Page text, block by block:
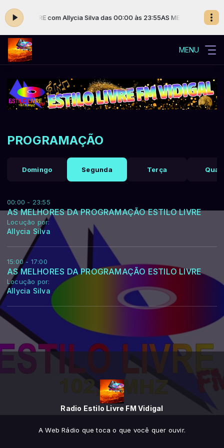
ESTILO LIVRE com Allycia Silva das 00:00 às 23:55AS MELHORES DA
MENU
PROGRAMAÇÃO
Domingo Segunda Terça
00:00 - 23:55
AS MELHORES DA PROGRAMAÇÃO ESTILO LIVRE
Locução por:
Allycia Silva
15:00 - 17:00
AS MELHORES DA PROGRAMAÇÃO ESTILO LIVRE
Locução por:
Allycia Silva
Radio Estilo Livre FM Vidigal
A Web Rádio que toca o que você quer ouvir.